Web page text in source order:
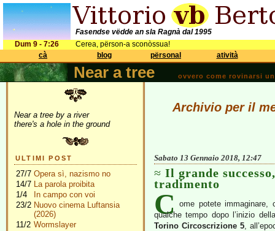
Fasendse vëdde an sla Ragnà dal 1995
Dum 9 - 7:26
Cerea, përson-a sconòssua!
cà
blog përsonal atività
Near a tree ovvero come rovinarsi
Near a tree by a river
there's a hole in the ground
ULTIMI POST
27/7 Opera sì, nazismo no
14/7 La parola proibita
1/4
In campo con voi
23/2 Nuovo cinema Luftansia
(2026)
11/2 Wormslayer
Archivio per il
Sabato 13 Gennaio 2018, 12:47
Il grande
tradimento
C ome potete immaginare,
qualche tempo dopo l’inizio
Torino Circoscrizione 5,